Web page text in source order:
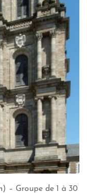
– Groupe de 1 à 30